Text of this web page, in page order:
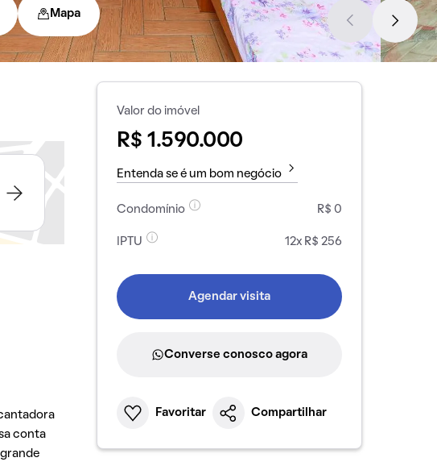
Mapa
conta
Valor do imóvel
R$ 1.590.000
Entenda se é um bom negócio
Condomínio R$ 0
IPTU 12x R$ 256
Agendar visita
Converse conosco agora
Favoritar Compartilhar